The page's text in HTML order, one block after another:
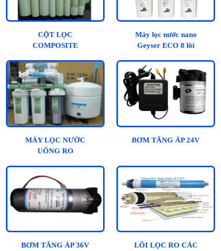
CỘT LỌC
COMPOSITE
Máy lọc nước nano
Geyser ECO 8 lõi
MÁY LỌC NƯỚC
UỐNG RO
BƠM TĂNG ÁP 24V
BƠM TĂNG ÁP 36V
LÕI LỌC RO CÁC